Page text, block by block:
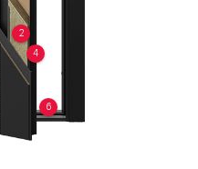
2
4
6